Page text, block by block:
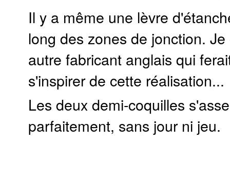
Il y a même une lèvre
long des zones de jonction.
autre fabricant anglais qui
s'inspirer de cette réalisation...
Les deux demi-coquilles
parfaitement, sans jour ni jeu.